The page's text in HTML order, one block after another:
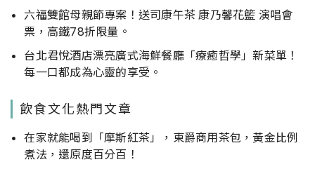
六福雙館母親節專案！送司康午茶 康乃馨花籃 演唱會
票，高鐵78折限量。
台北君悅酒店漂亮廣式海鮮餐廳「療癒哲學」新菜單！
每一口都成為心靈的享受。
飲食文化熱門文章
在家就能喝到「摩斯紅茶」，東爵商用茶包，黃金比例
煮法，還原度百分百！